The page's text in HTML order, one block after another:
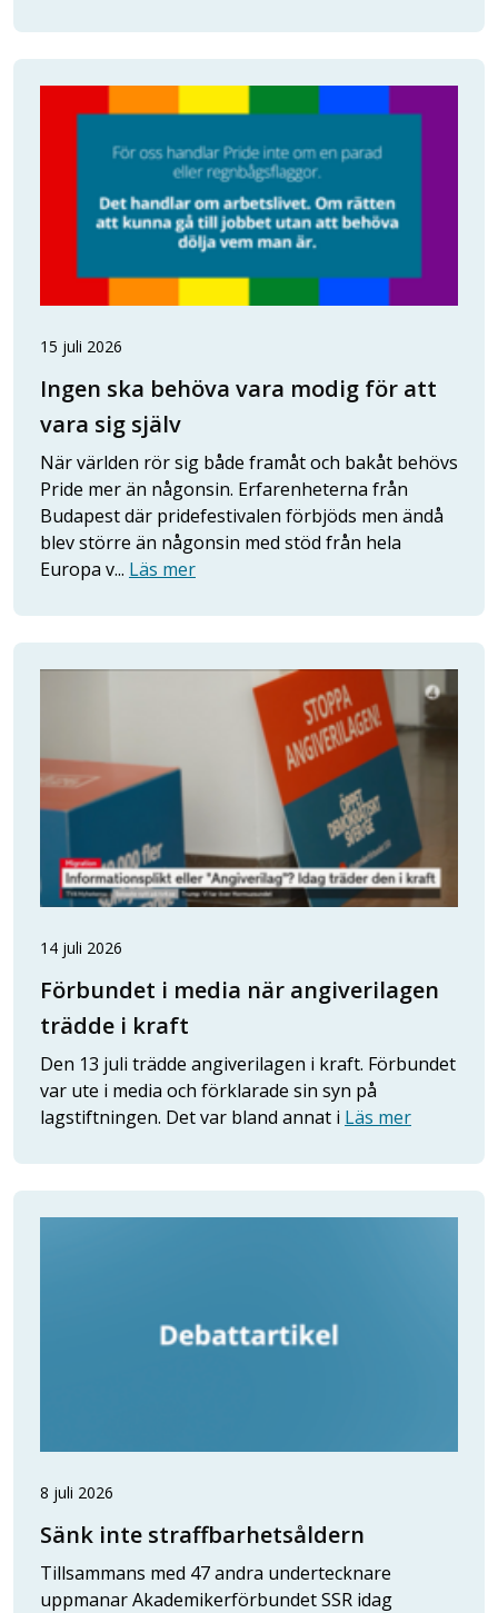
15 juli 2026
Ingen ska behöva vara modig för att
vara sig själv
När världen rör sig både framåt och bakåt behövs
Pride mer än någonsin. Erfarenheterna från
Budapest där pridefestivalen förbjöds men ändå
blev större än någonsin med stöd från hela
Europa v... Läs mer
14 juli 2026
Förbundet i media när angiverilagen
trädde i kraft
Den 13 juli trädde angiverilagen i kraft. Förbundet
var ute i media och förklarade sin syn på
lagstiftningen. Det var bland annat i Läs mer
8 juli 2026
Sänk inte straffbarhetsåldern
Tillsammans med 47 andra undertecknare
uppmanar Akademikerförbundet SSR idag